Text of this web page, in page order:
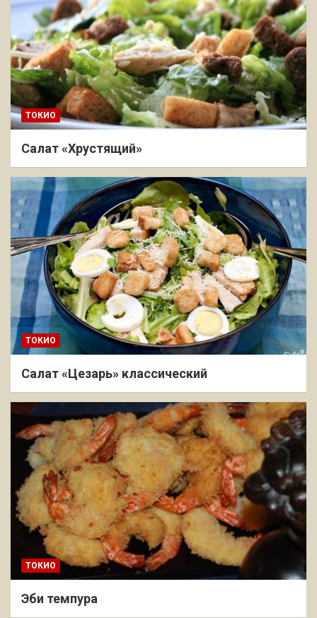
ТОКИО
Салат «Хрустящий»
ТОКИО
Салат «Цезарь» классический
ТОКИО
Эби темпура